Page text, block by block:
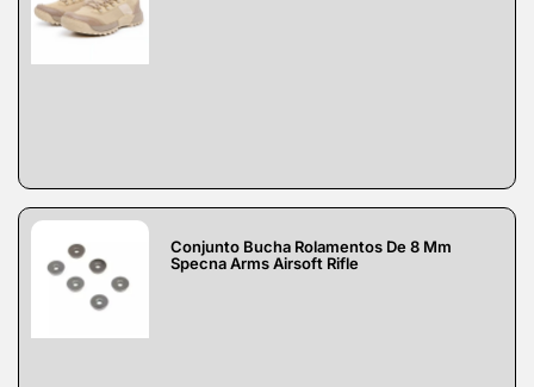
Conjunto Bucha Rolamentos De 8 Mm
Specna Arms Airsoft Rifle